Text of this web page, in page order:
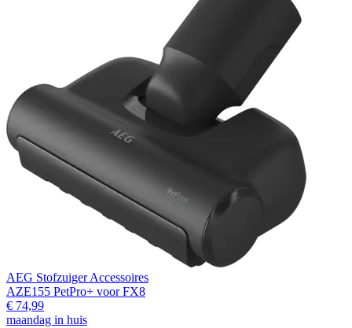
AEG Stofzuiger Accessoires
AZE155 PetPro+ voor FX8
€ 74,99
maandag in huis